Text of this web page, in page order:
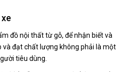
đồ nội thất từ gỗ, để nhận biết và
và đạt chất lượng không phải là một
tiêu dùng.